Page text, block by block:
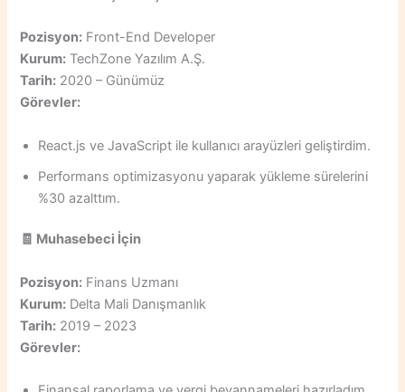
Pozisyon: Front-End Developer
Kurum: TechZone Yazılım A.Ş.
Tarih: 2020 – Günümüz
Görevler:
React.js ve JavaScript ile kullanıcı arayüzleri geliştirdim.
Performans optimizasyonu yaparak yükleme sürelerini
%30 azalttım.
🧾 Muhasebeci İçin
Pozisyon: Finans Uzmanı
Kurum: Delta Mali Danışmanlık
Tarih: 2019 – 2023
Görevler: